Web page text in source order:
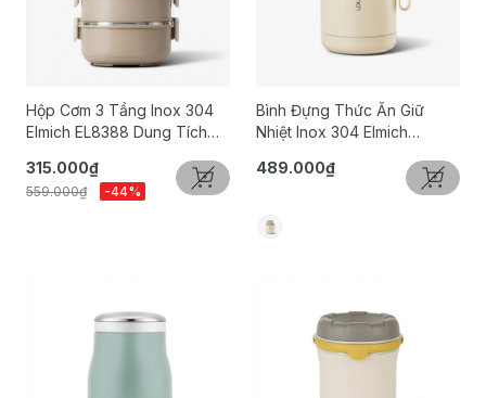
Hộp Cơm 3 Tầng Inox 304
Elmich EL8388 Dung Tích
315.000₫
559.000₫ -44%
Bình Đựng Thức Ăn Giữ
Nhiệt Inox 304 Elmich
489.000₫